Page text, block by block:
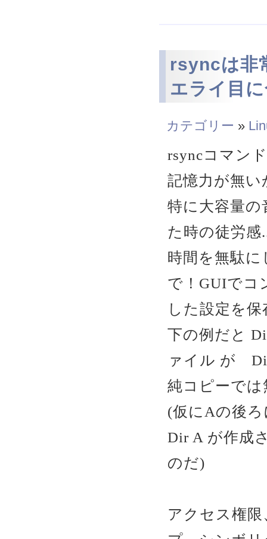
rsyncは非
エライ目
カテゴリー »
rsyncコマン
記憶力が無
特に大容量
た時の徒労感
時間を無駄
で！GUIでコ
した設定を
下の例だと
ァイル が
純コピーでは
(仮にAの後
Dir A が作成
のだ)
アクセス権